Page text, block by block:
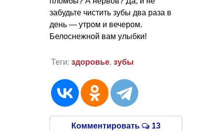
забудьте чистить зубы два раза в
день — утром и вечером.
Белоснежной вам улыбки!
Теги: здоровье, зубы
Комментировать 13